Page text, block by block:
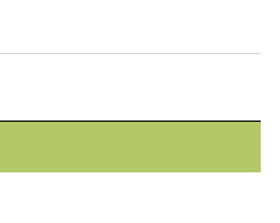
fizetési költségeket